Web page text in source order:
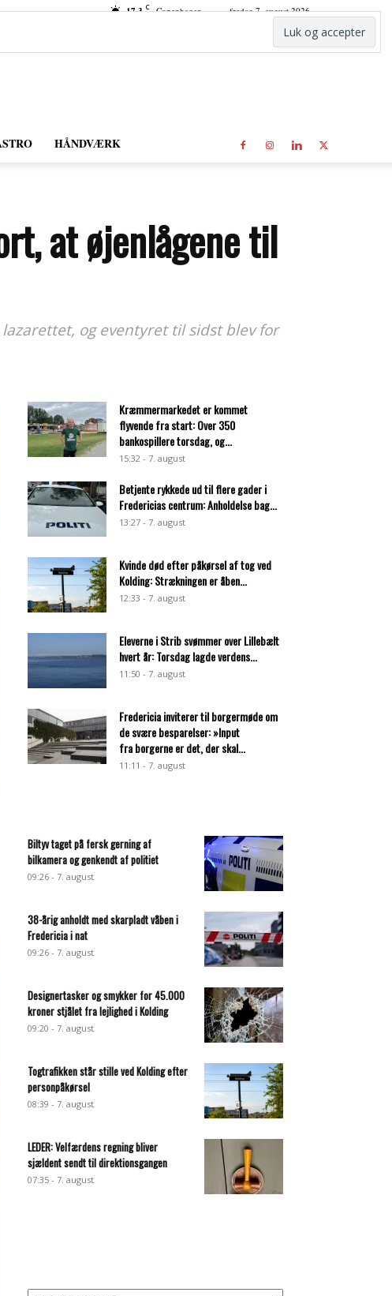
17.3 C Copenhagen fredag 7. august 2026
HÅNDVÆRK
at øjenlågene til
og eventyret til sidst blev for
Kræmmermarkedet er kommet
flyvende fra start: Over 350
bankospillere torsdag, og...
15:32 - 7. august
Betjente rykkede ud til flere gader i
Fredericias centrum: Anholdelse bag...
13:27 - 7. august
Kvinde død efter påkørsel af tog ved
Kolding: Strækningen er åben...
12:33 - 7. august
Eleverne i Strib svømmer over Lillebælt
hvert år: Torsdag lagde verdens...
11:50 - 7. august
Fredericia inviterer til borgermøde om
de svære besparelser: »Input
fra borgerne er det, der skal...
11:11 - 7. august
Biltyv taget på fersk gerning af
bilkamera og genkendt af politiet
09:26 - 7. august
38-årig anholdt med skarpladt våben i
Fredericia i nat
09:26 - 7. august
Designertasker og smykker for 45.000
kroner stjålet fra lejlighed i Kolding
09:20 - 7. august
Togtrafikken står stille ved Kolding efter
personpåkørsel
08:39 - 7. august
LEDER: Velfærdens regning bliver
sjældent sendt til direktionsgangen
07:35 - 7. august